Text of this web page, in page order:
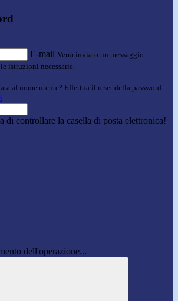
E-mail Verrà inviato un messaggio
istruzioni necessarie.
al nome utente? Effettua il reset della password
di controllare la casella di posta elettronica!
dell'operazione...